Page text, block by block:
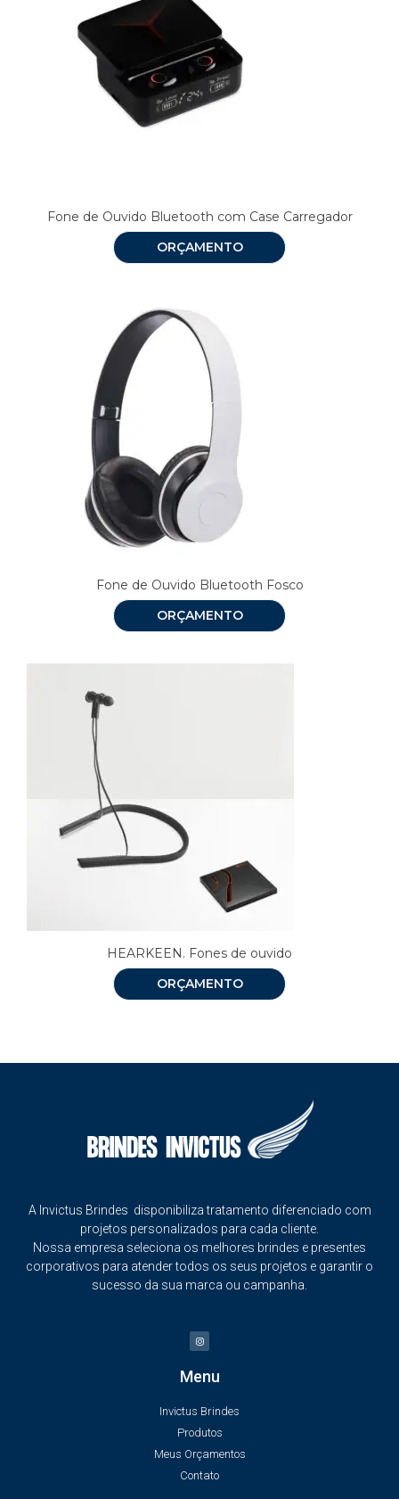
Fone de Ouvido Bluetooth com Case Carregador
ORÇAMENTO
Fone de Ouvido Bluetooth Fosco
ORÇAMENTO
HEARKEEN. Fones de ouvido
ORÇAMENTO
A Invictus Brindes disponibiliza tratamento diferenciado com
projetos personalizados para cada cliente.
Nossa empresa seleciona os melhores brindes e presentes
corporativos para atender todos os seus projetos e garantir o
sucesso da sua marca ou campanha.
Menu
Invictus Brindes
Produtos
Meus Orçamentos
Contato